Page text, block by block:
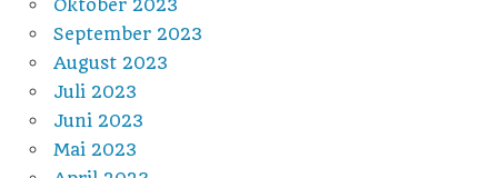
Oktober 2023
September 2023
August 2023
Juli 2023
Juni 2023
Mai 2023